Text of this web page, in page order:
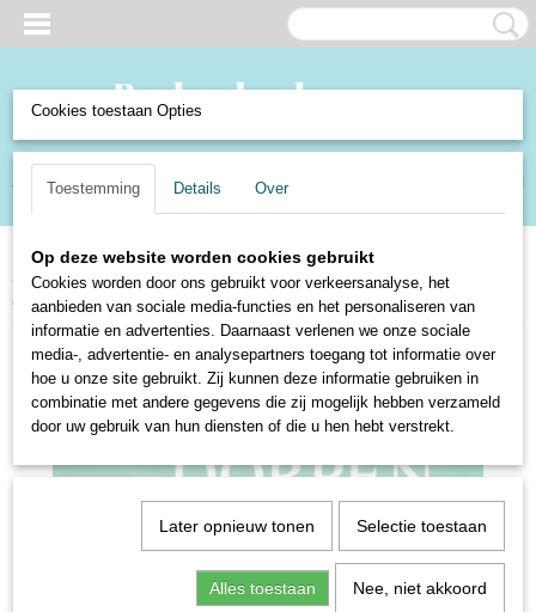
Inloggen Registreren
(0)
Home>Boeken en Strips> Boeken>Naslagwerken>Atlassen>
Spectrum atlas van de Nederlandse dorpen
Cookies toestaan Opties
Toestemming Details Over
Op deze website worden cookies gebruikt
Cookies worden door ons gebruikt voor verkeersanalyse, het
aanbieden van sociale media-functies en het personaliseren van
informatie en advertenties. Daarnaast verlenen we onze sociale
media-, advertentie- en analysepartners toegang tot informatie over
hoe u onze site gebruikt. Zij kunnen deze informatie gebruiken in
combinatie met andere gegevens die zij mogelijk hebben verzameld
door uw gebruik van hun diensten of die u hen hebt verstrekt.
Later opnieuw tonen Selectie toestaan
Alles toestaan Nee, niet akkoord